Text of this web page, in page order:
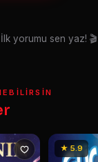
İlk yorumu sen yaz! 🎬
★ 5.9